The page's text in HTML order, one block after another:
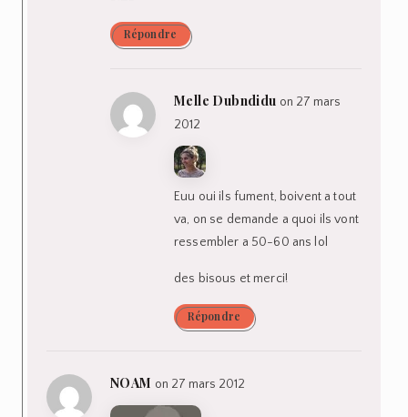
Répondre
Melle Dubndidu on 27 mars
2012
Euu oui ils fument, boivent a tout
va, on se demande a quoi ils vont
ressembler a 50-60 ans lol
des bisous et merci!
Répondre
NOAM on 27 mars 2012